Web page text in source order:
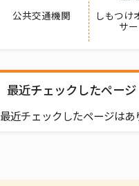
公共交通機関
しもつけ
サ
最近チェックしたページ
最近チェックしたページはあ